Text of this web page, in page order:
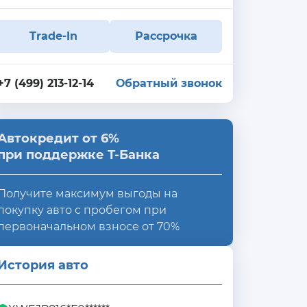
Trade-In Рассрочка
(499) 213-12-14 Обратный звонок
от 6%
поддержке Т-Банка
максимум выгоды на
авто с пробегом при
взносе от 70%
авто